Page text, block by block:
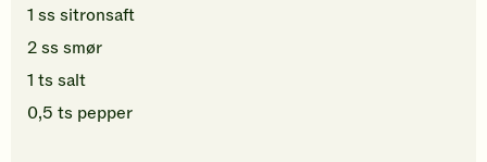
1 ss sitronsaft
2ss smør
1 ts salt
0,5 ts pepper